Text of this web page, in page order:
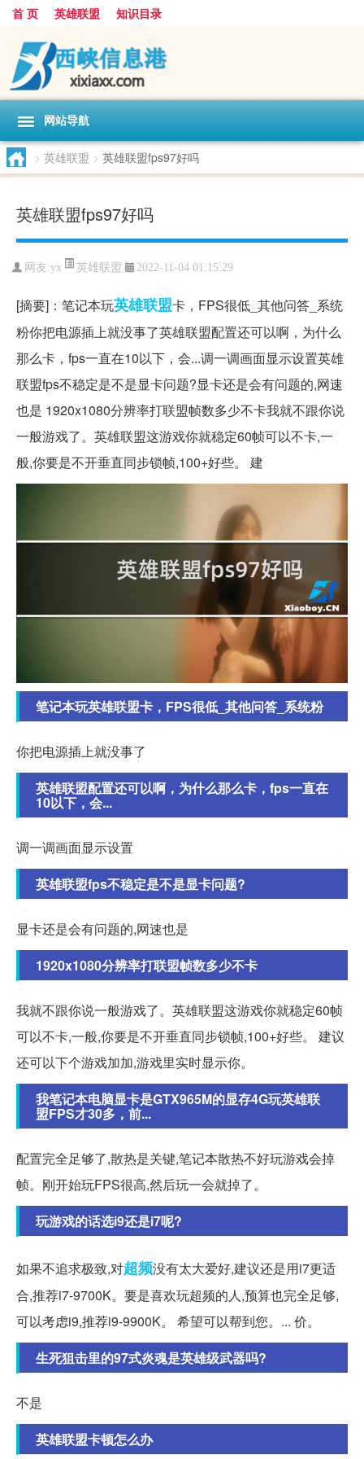
首 页 英雄联盟 知识目录
网站导航
> 英雄联盟 > 英雄联盟fps97好吗
英雄联盟fps97好吗
网友:yx 英雄联盟 2022-11-04 01:15:29
[摘要]：笔记本玩英雄联盟卡，FPS很低_其他问答_系统
粉你把电源插上就没事了英雄联盟配置还可以啊，为什么
那么卡，fps一直在10以下，会...调一调画面显示设置英雄
联盟fps不稳定是不是显卡问题?显卡还是会有问题的,网速
也是 1920x1080分辨率打联盟帧数多少不卡我就不跟你说
一般游戏了。英雄联盟这游戏你就稳定60帧可以不卡,一
般,你要是不开垂直同步锁帧,100+好些。 建
笔记本玩英雄联盟卡，FPS很低_其他问答_系统粉
你把电源插上就没事了
英雄联盟配置还可以啊，为什么那么卡，fps一直在
10以下，会...
调一调画面显示设置
英雄联盟fps不稳定是不是显卡问题?
显卡还是会有问题的,网速也是
1920x1080分辨率打联盟帧数多少不卡
我就不跟你说一般游戏了。英雄联盟这游戏你就稳定60帧
可以不卡,一般,你要是不开垂直同步锁帧,100+好些。 建议
还可以下个游戏加加,游戏里实时显示你。
我笔记本电脑显卡是GTX965M的显存4G玩英雄联
盟FPS才30多，前...
配置完全足够了,散热是关键,笔记本散热不好玩游戏会掉
帧。刚开始玩FPS很高,然后玩一会就掉了。
玩游戏的话选i9还是i7呢?
如果不追求极致,对超频没有太大爱好,建议还是用i7更适
合,推荐i7-9700K。要是喜欢玩超频的人,预算也完全足够,
可以考虑i9,推荐i9-9900K。 希望可以帮到您。... 价。
生死狙击里的97式炎魂是英雄级武器吗?
不是
英雄联盟卡顿怎么办